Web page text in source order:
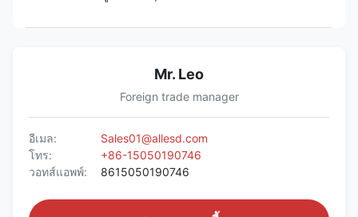
Mr. Leo
Foreign trade manager
อีเมล:
Sales01@allesd.com
โทร:
+86-15050190746
วอทส์แอพพ์:
8615050190746